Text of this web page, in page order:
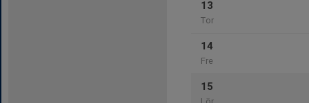
13
Tor
14
Fre
15